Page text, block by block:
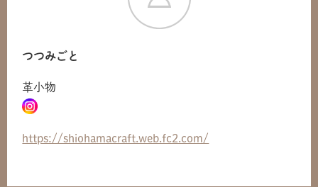
つつみごと
革小物
https://shiohamacraft.web.fc2.com/